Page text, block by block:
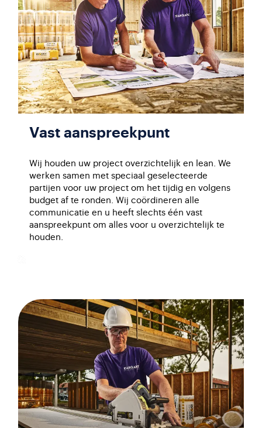
Vast aanspreekpunt
Wij houden uw project overzichtelijk en lean. We
werken samen met speciaal geselecteerde
partijen voor uw project om het tijdig en volgens
budget af te ronden. Wij coördineren alle
communicatie en u heeft slechts één vast
aanspreekpunt om alles voor u overzichtelijk te
houden.